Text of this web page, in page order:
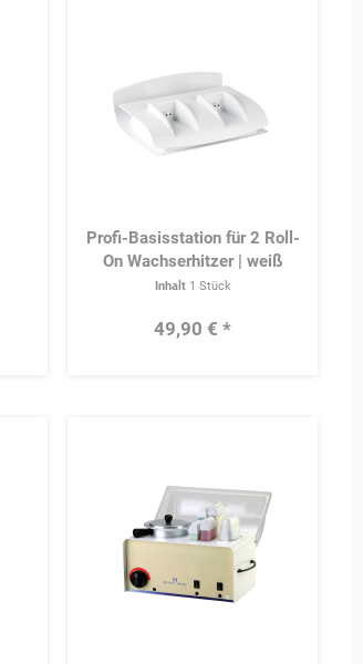
Profi-Basisstation für 2 Roll-
On Wachserhitzer | weiß
Inhalt 1 Stück
49,90 € *